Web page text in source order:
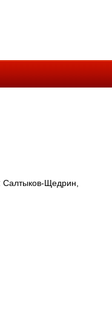
Салтыков-Щедрин,